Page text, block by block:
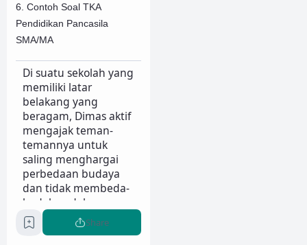
6. Contoh Soal TKA
Pendidikan Pancasila
SMA/MA
Di suatu sekolah yang
memiliki latar
belakang yang
beragam, Dimas aktif
mengajak teman-
temannya untuk
saling menghargai
perbedaan budaya
dan tidak membeda-
bedakan dalam
bergaul. Ia juga
mengingatkan agar
Share